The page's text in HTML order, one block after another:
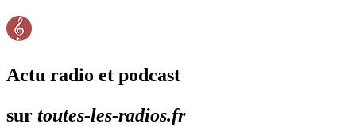
Actu radio et podcast
sur toutes-les-radios.fr